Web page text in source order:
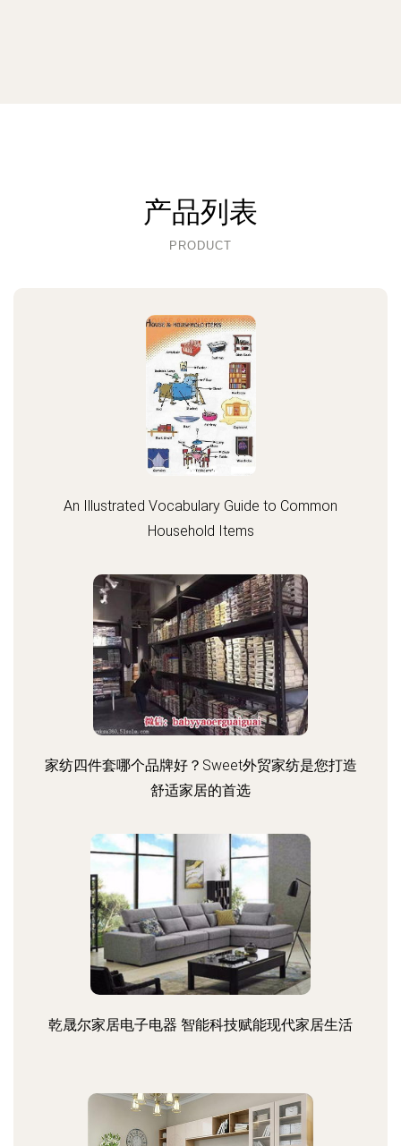
产品列表
PRODUCT
An Illustrated Vocabulary Guide to Common
Household Items
家纺四件套哪个品牌好？Sweet外贸家纺是您打造
舒适家居的首选
乾晟尔家居电子电器 智能科技赋能现代家居生活